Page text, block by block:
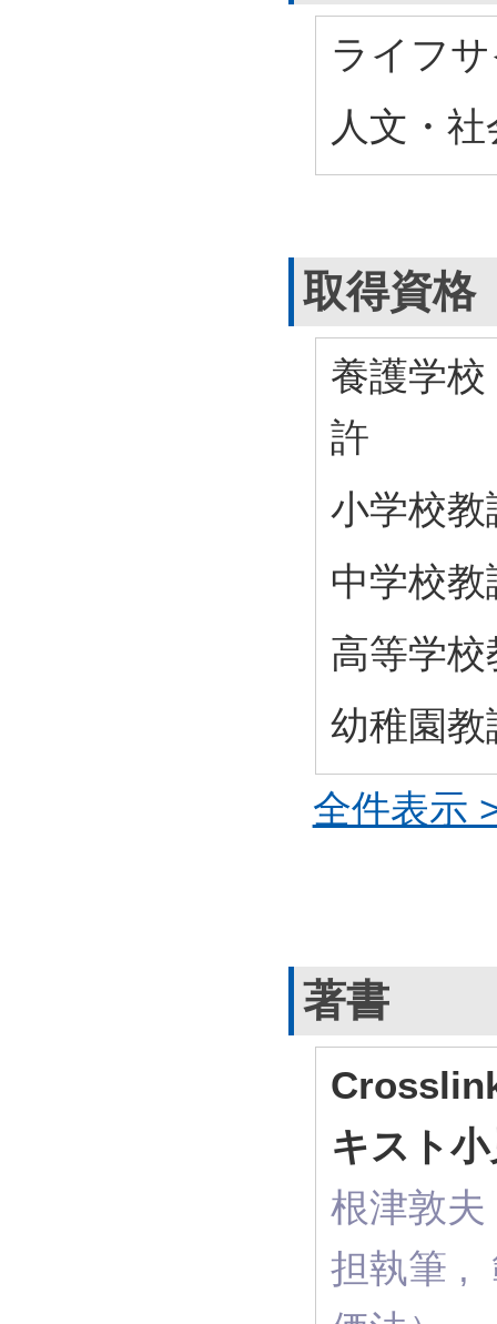
ライフ
人文・
取得資格
養護学
許
小学校
中学校
高等学
幼稚園
全件表示
著書
キスト
根津敦
担執筆 ,